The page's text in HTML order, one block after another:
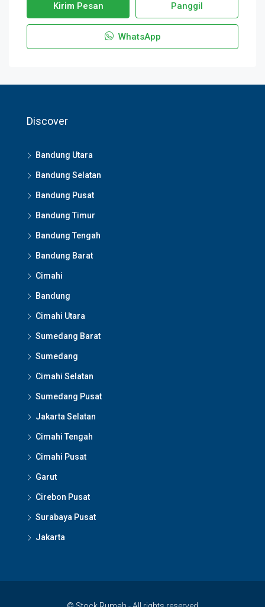
Kirim Pesan Panggil
WhatsApp
Discover
Bandung Utara
Bandung Selatan
Bandung Pusat
Bandung Timur
Bandung Tengah
Bandung Barat
Cimahi
Bandung
Cimahi Utara
Sumedang Barat
Sumedang
Cimahi Selatan
Sumedang Pusat
Jakarta Selatan
Cimahi Tengah
Cimahi Pusat
Garut
Cirebon Pusat
Surabaya Pusat
Jakarta